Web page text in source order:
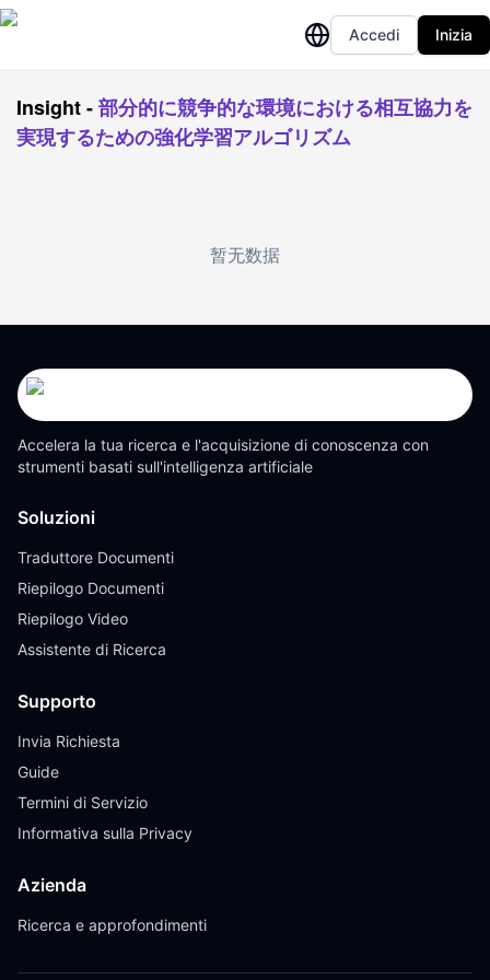
Accedi Inizia
Insight-部分的に競争的な環境における相互協力を
実現するための強化学習アルゴリズム
暂无数据
Accelera la tua ricerca e l'acquisizione di conoscenza con
strumenti basati sull'intelligenza artificiale
Soluzioni
Traduttore Documenti
Riepilogo Documenti
Riepilogo Video
Assistente di Ricerca
Supporto
Invia Richiesta
Guide
Termini di Servizio
Informativa sulla Privacy
Azienda
Ricerca e approfondimenti